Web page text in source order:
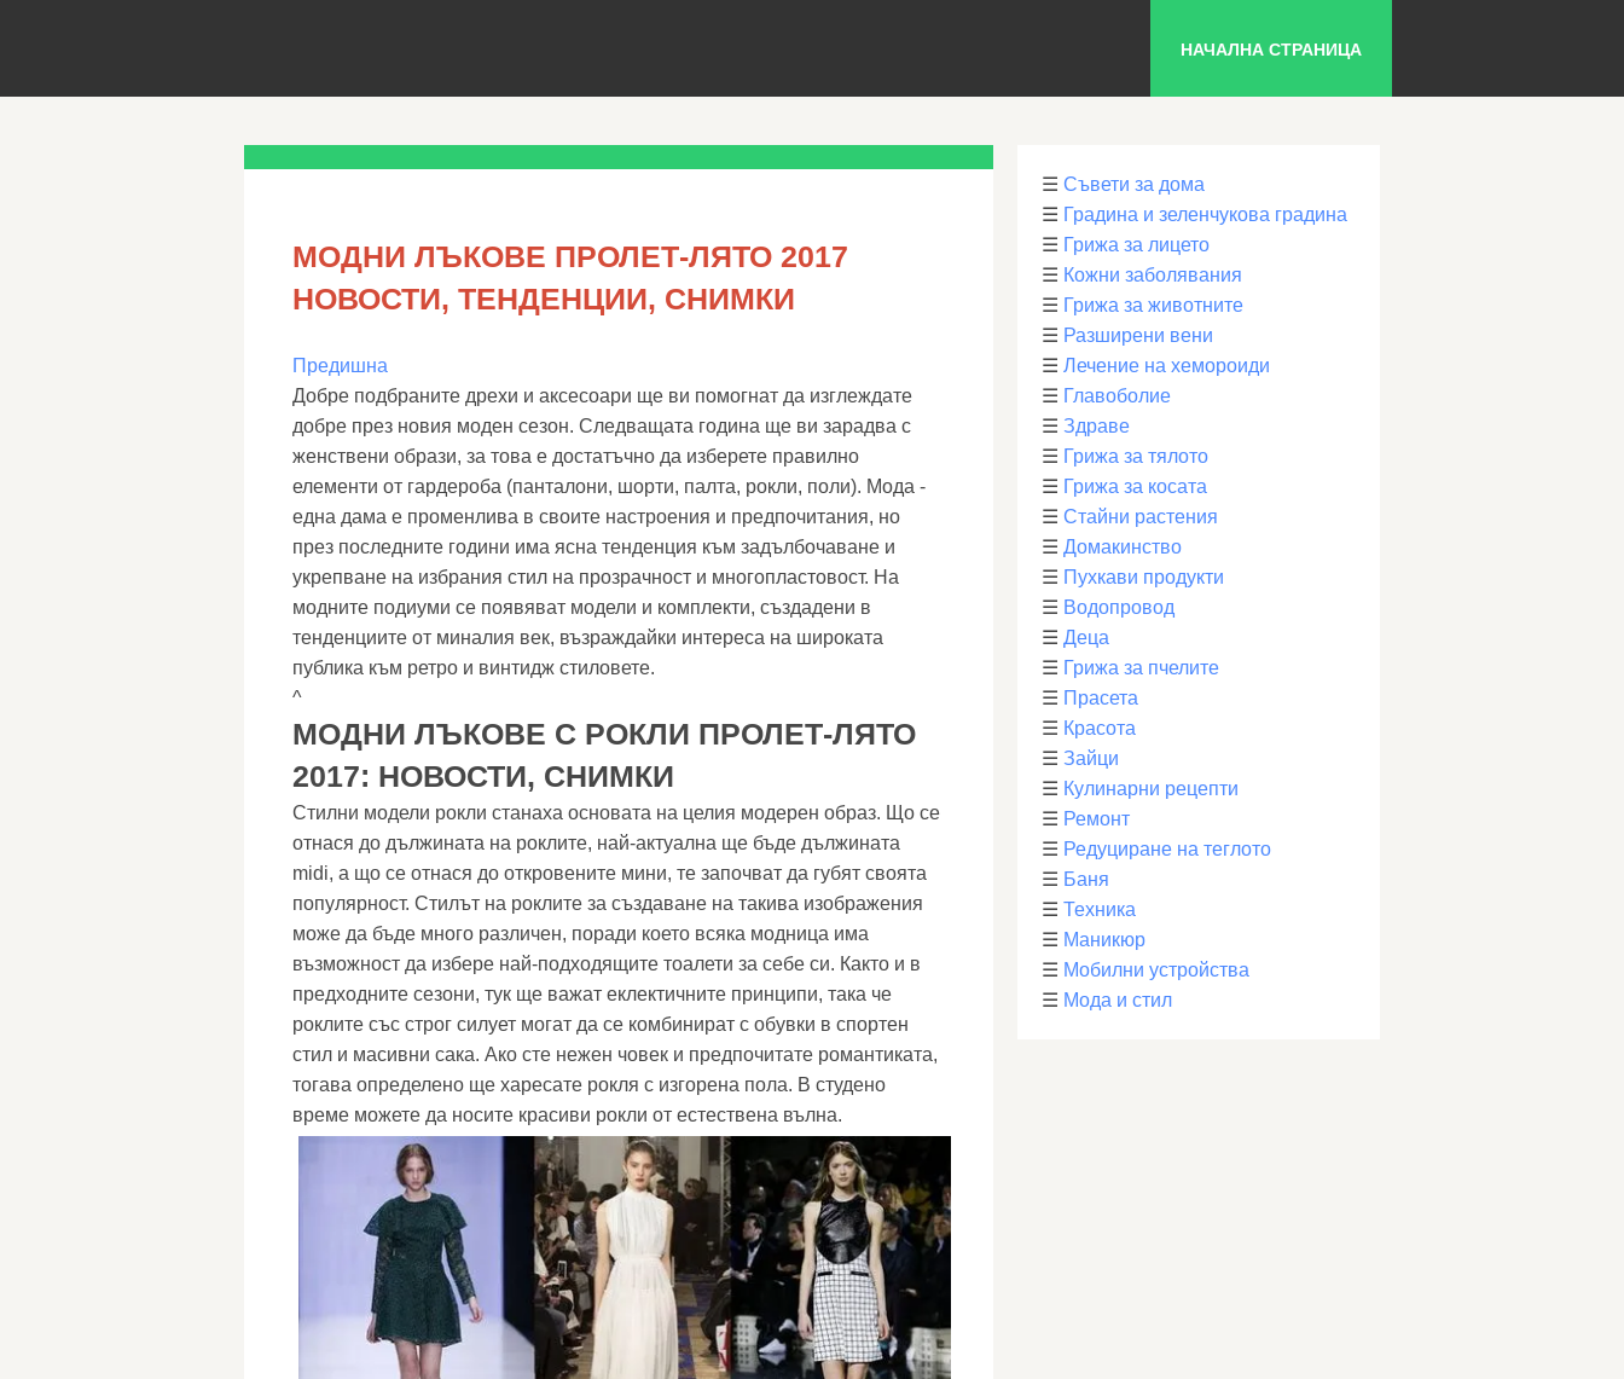
НАЧАЛНА СТРАНИЦА
МОДНИ ЛЪКОВЕ ПРОЛЕТ-ЛЯТО 2017
НОВОСТИ, ТЕНДЕНЦИИ, СНИМКИ
Предишна
Добре подбраните дрехи и аксесоари ще ви помогнат да изглеждате
добре през новия моден сезон. Следващата година ще ви зарадва с
женствени образи, за това е достатъчно да изберете правилно
елементи от гардероба (панталони, шорти, палта, рокли, поли). Мода -
една дама е променлива в своите настроения и предпочитания, но
през последните години има ясна тенденция към задълбочаване и
укрепване на избрания стил на прозрачност и многопластовост. На
модните подиуми се появяват модели и комплекти, създадени в
тенденциите от миналия век, възраждайки интереса на широката
публика към ретро и винтидж стиловете.
^
МОДНИ ЛЪКОВЕ С РОКЛИ ПРОЛЕТ-ЛЯТО
2017: НОВОСТИ, СНИМКИ
Стилни модели рокли станаха основата на целия модерен образ. Що се
отнася до дължината на роклите, най-актуална ще бъде дължината
midi, а що се отнася до откровените мини, те започват да губят своята
популярност. Стилът на роклите за създаване на такива изображения
може да бъде много различен, поради което всяка модница има
възможност да избере най-подходящите тоалети за себе си. Както и в
предходните сезони, тук ще важат еклектичните принципи, така че
роклите със строг силует могат да се комбинират с обувки в спортен
стил и масивни сака. Ако сте нежен човек и предпочитате романтиката,
тогава определено ще харесате рокля с изгорена пола. В студено
време можете да носите красиви рокли от естествена вълна.
☰ Съвети за дома
☰ Градина и зеленчукова градина
☰ Грижа за лицето
☰ Кожни заболявания
☰ Грижа за животните
☰ Разширени вени
☰ Лечение на хемороиди
☰ Главоболие
☰ Здраве
☰ Грижа за тялото
☰ Грижа за косата
☰ Стайни растения
☰ Домакинство
☰ Пухкави продукти
☰ Водопровод
☰ Деца
☰ Грижа за пчелите
☰ Прасета
☰ Красота
☰ Зайци
☰ Кулинарни рецепти
☰ Ремонт
☰ Редуциране на теглото
☰ Баня
☰ Техника
☰ Маникюр
☰ Мобилни устройства
☰ Мода и стил